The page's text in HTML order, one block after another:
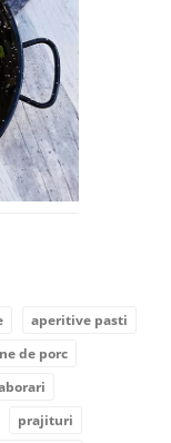
aperitive pasti
de porc
prajituri